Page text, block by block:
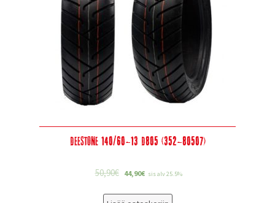
Deestone 140/60-13 D805 (352-80507)
50,90€ 44,90€ sis alv 25.5%